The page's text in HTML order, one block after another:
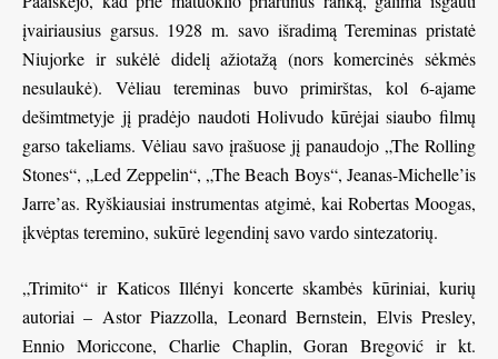
įvairiausius garsus. 1928 m. savo išradimą Tereminas pristatė
Niujorke ir sukėlė didelį ažiotažą (nors komercinės sėkmės
nesulaukė). Vėliau tereminas buvo primirštas, kol 6-ajame
dešimtmetyje jį pradėjo naudoti Holivudo kūrėjai siaubo filmų
garso takeliams. Vėliau savo įrašuose jį panaudojo „The Rolling
Stones“, „Led Zeppelin“, „The Beach Boys“, Jeanas-Michelle’is
Jarre’as. Ryškiausiai instrumentas atgimė, kai Robertas Moogas,
įkvėptas teremino, sukūrė legendinį savo vardo sintezatorių.
„Trimito“ ir Katicos Illényi koncerte skambės kūriniai, kurių
autoriai – Astor Piazzolla, Leonard Bernstein, Elvis Presley,
Ennio Moriccone, Charlie Chaplin, Goran Bregović ir kt.